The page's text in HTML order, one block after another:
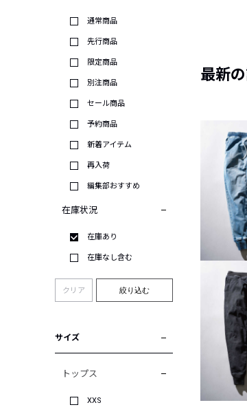
通常商品
先行商品
限定商品
別注商品
セール商品
予約商品
新着アイテム
再入荷
編集部おすすめ
在庫状況
在庫あり
在庫なし含む
クリア 絞り込む
サイズ
トップス
XXS
最新